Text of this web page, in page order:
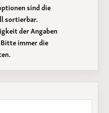
sind die
sortierbar.
der Angaben
immer die